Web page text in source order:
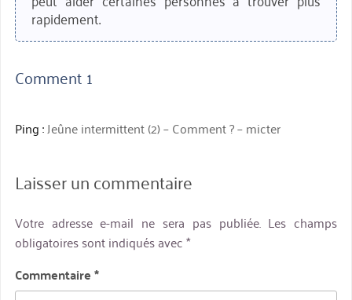
rapidement.
Comment 1
Ping :Jeûne intermittent (2) – Comment ? – micter
Laisser un commentaire
Votre adresse e-mail ne sera pas publiée. Les champs
obligatoires sont indiqués avec*
Commentaire*